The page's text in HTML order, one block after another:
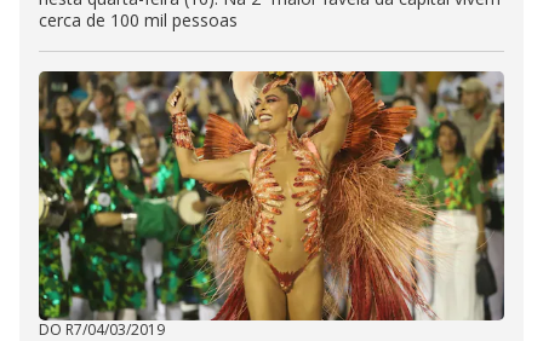
cerca de 100 mil pessoas
DO R7/04/03/2019